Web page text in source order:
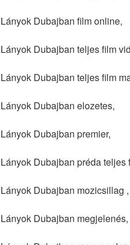
Lányok Dubajban film online,
Lányok Dubajban teljes film
Lányok Dubajban teljes film
Lányok Dubajban elozetes,
Lányok Dubajban premier,
Lányok Dubajban préda teljes
Lányok Dubajban mozicsillag ,
Lányok Dubajban megjelenés,